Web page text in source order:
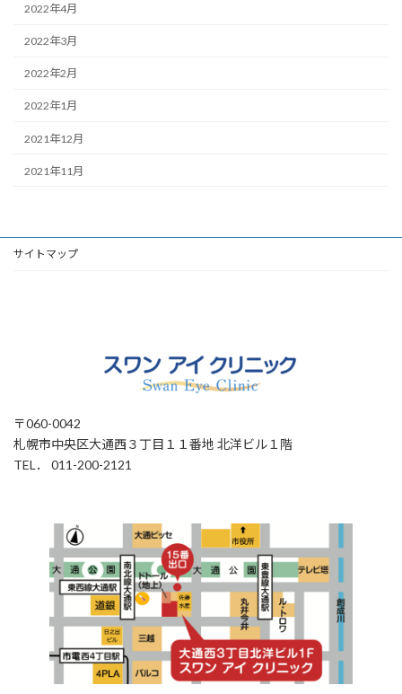
2022年4月
2022年3月
2022年2月
2022年1月
2021年12月
2021年11月
サイトマップ
〒060-0042
札幌市中央区大通西３丁目１１番地 北洋ビル１階
TEL． 011-200-2121